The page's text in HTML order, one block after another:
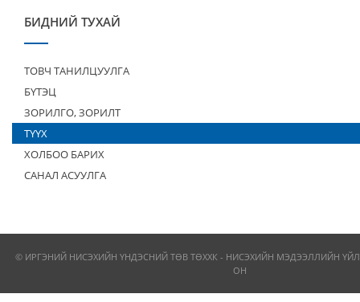
БИДНИЙ ТУХАЙ
ТОВЧ ТАНИЛЦУУЛГА
БҮТЭЦ
ЗОРИЛГО, ЗОРИЛТ
ТҮҮХ
ХОЛБОО БАРИХ
САНАЛ АСУУЛГА
© ИРГЭНИЙ НИСЭХИЙН ҮНДЭСНИЙ ТӨВ ТӨХХК - НИСЭХИЙН МЭДЭЭЛЛИЙН
ОН